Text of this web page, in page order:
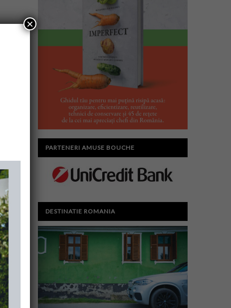
PARTENERI AMUSE BOUCHE
DESTINATIE ROMANIA
×